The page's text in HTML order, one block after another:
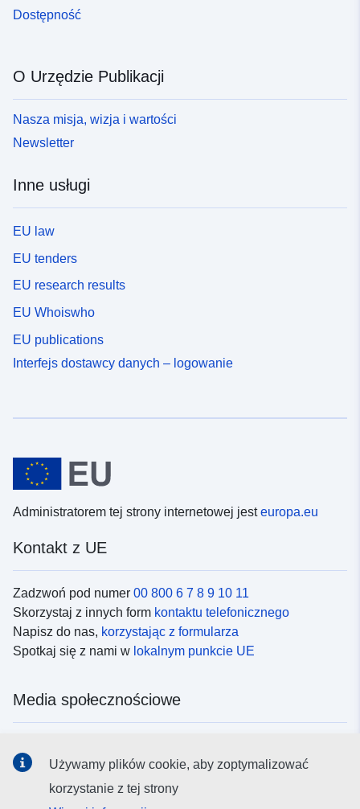
Dostępność
O Urzędzie Publikacji
Nasza misja, wizja i wartości
Newsletter
Inne usługi
EU law
EU tenders
EU research results
EU Whoiswho
EU publications
Interfejs dostawcy danych – logowanie
Administratorem tej strony internetowej jesteuropa.eu
Kontakt z UE
Zadzwoń pod numer 00 800 6 7 8 9 10 11
Skorzystaj z innych form kontaktu telefonicznego
Napisz do nas, korzystając z formularza
Spotkaj się z nami w lokalnym punkcie UE
Media społecznościowe
Instytucje i organy UE
Używamy plików cookie, aby zoptymalizować
korzystanie z tej strony